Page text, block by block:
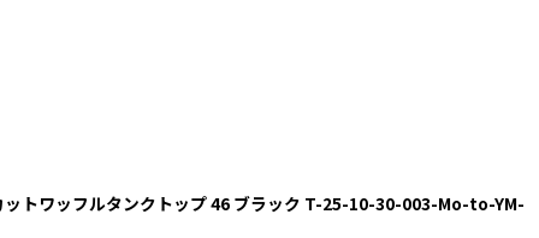
トワッフルタンクトップ 46 ブラック T-25-10-30-003-Mo-to-YM-